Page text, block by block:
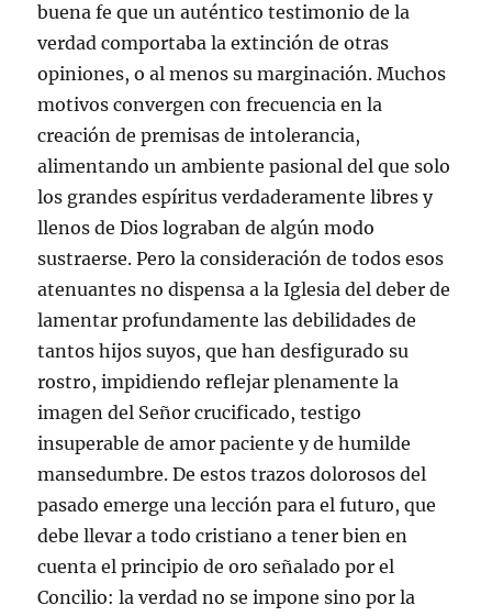
buena fe que un auténtico testimonio de la
verdad comportaba la extinción de otras
opiniones, o al menos su marginación. Muchos
motivos convergen con frecuencia en la
creación de premisas de intolerancia,
alimentando un ambiente pasional del que solo
los grandes espíritus verdaderamente libres y
llenos de Dios lograban de algún modo
sustraerse. Pero la consideración de todos esos
atenuantes no dispensa a la Iglesia del deber de
lamentar profundamente las debilidades de
tantos hijos suyos, que han desfigurado su
rostro, impidiendo reflejar plenamente la
imagen del Señor crucificado, testigo
insuperable de amor paciente y de humilde
mansedumbre. De estos trazos dolorosos del
pasado emerge una lección para el futuro, que
debe llevar a todo cristiano a tener bien en
cuenta el principio de oro señalado por el
Concilio: la verdad no se impone sino por la